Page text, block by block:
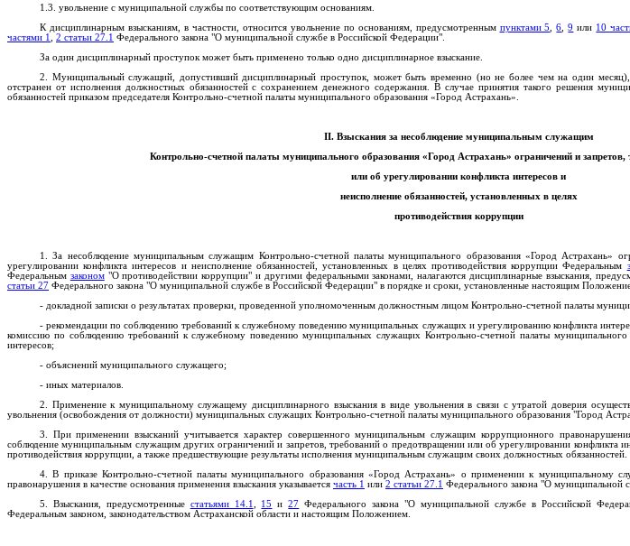
1.3. увольнение с муниципальной службы по соответствующим основаниям.
К дисциплинарным взысканиям, в частности, относится увольнение по основаниям, предусмотренным пунктами 5 ,6 ,9 или 10
частями 1
2 статьи 27.1 Федерального закона "О муниципальной службе в Российской Федерации".
За один дисциплинарный проступок может быть применено только одно дисциплинарное взыскание.
2. Муниципальный служащий, допустивший дисциплинарный проступок, может быть временно (но не более чем на один месяц),
отстранен от исполнения должностных обязанностей с сохранением денежного содержания. В случае принятия такого решения
обязанностей приказом председателя Контрольно-счетной палаты муниципального образования «Город Астрахань».
II. Взыскания за несоблюдение муниципальным служащим
Контрольно-счетной палаты муниципального образования «Город Астрахань» ограничений и
или об урегулировании конфликта интересов и
неисполнение обязанностей, установленных в целях
противодействия коррупции
1. За несоблюдение муниципальным служащим Контрольно-счетной палаты муниципального образования «Город Астрахань»
урегулировании конфликта интересов и неисполнение обязанностей, установленных в целях противодействия коррупции Федеральным
Федеральным законом"О противодействии коррупции" и другими федеральными законами, налагаются дисциплинарные взыскания,
статьи 27 Федерального закона "О муниципальной службе в Российской Федерации" в порядке и сроки, установленные настоящим
- докладной записки о результатах проверки, проведенной уполномоченным должностным лицом Контрольно-счетной палаты
- рекомендации по соблюдению требований к служебному поведению муниципальных служащих и урегулированию конфликта
комиссию по соблюдению требований к служебному поведению муниципальных служащих Контрольно-счетной палаты
интересов;
- объяснений муниципального служащего;
- иных материалов.
2. Применение к муниципальному служащему дисциплинарного взыскания в виде увольнения в связи с утратой доверия
увольнения (освобождения от должности) муниципальных служащих Контрольно-счетной палаты муниципального образования "Город
3. При применении взысканий учитывается характер совершенного муниципальным служащим коррупционного
соблюдение муниципальным служащим других ограничений и запретов, требований о предотвращении или об урегулировании конфликта
противодействия коррупции, а также предшествующие результаты исполнения муниципальным служащим своих должностных обязанностей.
4. В приказе Контрольно-счетной палаты муниципального образования «Город Астрахань» о применении к муниципальному
правонарушения в качестве основания применения взыскания указывается часть 1 или 2 статьи 27.1 Федерального закона "О муниципальной
5. Взыскания, предусмотренные статьями 14.1 15 и27 Федерального закона "О муниципальной службе в Российской
Федеральным законом, законодательством Астраханской области и настоящим Положением.